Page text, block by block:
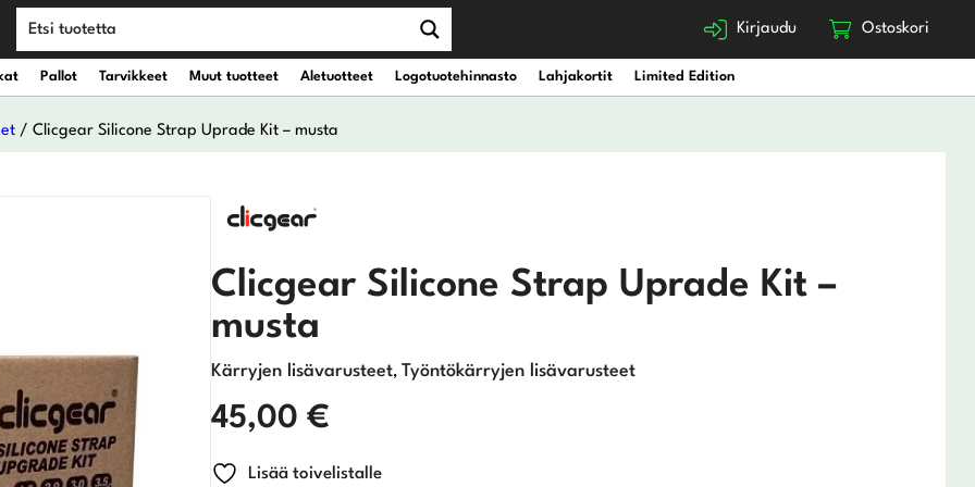
Kirjaudu Ostoskori
Rautamailat
Wedget
Putterit
Pallot Tarvikkeet Muut tuotteet Aletuotteet Logotuotehinnasto Lahjakortit Limited Edition
/ Clicgear Silicone Strap Uprade Kit – musta
Clicgear Silicone Strap Uprade Kit –
musta
Kärryjen lisävarusteet, Työntökärryjen lisävarusteet
45,00 €
Lisää toivelistalle